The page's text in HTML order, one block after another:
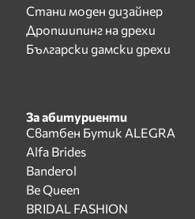
Стани моден дизайнер
Дропшипинг на дрехи
Български дамски дрехи
За абитуриенти
Сватбен Бутик ALEGRA
Alfa Brides
Banderol
Be Queen
BRIDAL FASHION